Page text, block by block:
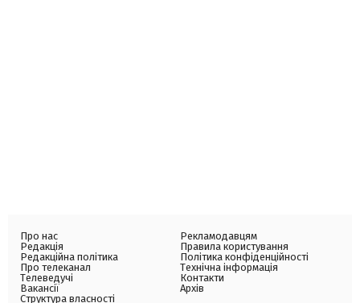
Про нас
Редакція
Редакційна політика
Про телеканал
Телеведучі
Вакансії
Структура власності
Рекламодавцям
Правила користування
Політика конфіденційності
Технічна інформація
Контакти
Архів